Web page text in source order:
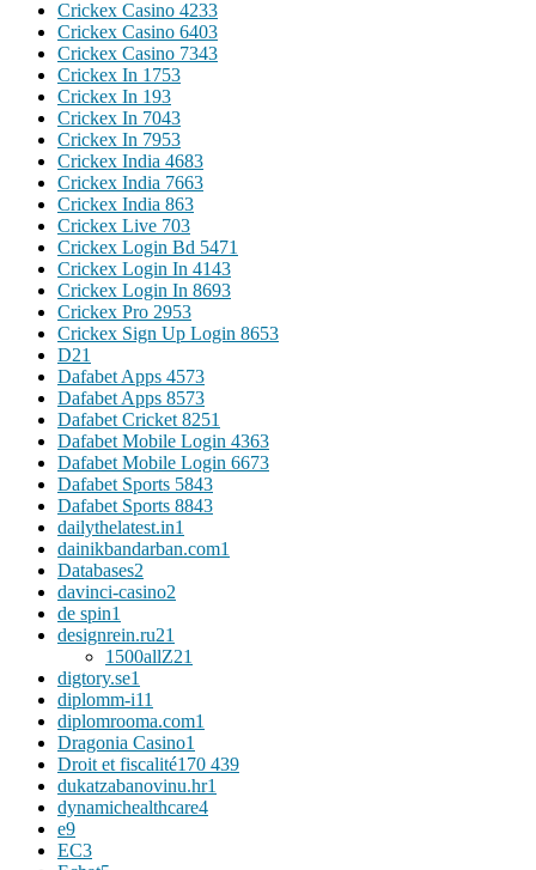
Crickex Casino 4233
Crickex Casino 6403
Crickex Casino 7343
Crickex In 1753
Crickex In 193
Crickex In 7043
Crickex In 7953
Crickex India 4683
Crickex India 7663
Crickex India 863
Crickex Live 703
Crickex Login Bd 5471
Crickex Login In 4143
Crickex Login In 8693
Crickex Pro 2953
Crickex Sign Up Login 8653
D21
Dafabet Apps 4573
Dafabet Apps 8573
Dafabet Cricket 8251
Dafabet Mobile Login 4363
Dafabet Mobile Login 6673
Dafabet Sports 5843
Dafabet Sports 8843
dailythelatest.in1
dainikbandarban.com1
Databases2
davinci-casino2
de spin1
designrein.ru21
1500allZ21
digtory.se1
diplomm-i11
diplomrooma.com1
Dragonia Casino1
Droit et fiscalité170 439
dukatzabanovinu.hr1
dynamichealthcare4
e9
EC3